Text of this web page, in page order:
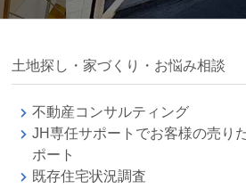
土地探し・家づくり・お悩み相談
不動産コンサルティング
JH専任サポートでお客様の売り
ポート
既存住宅状況調査